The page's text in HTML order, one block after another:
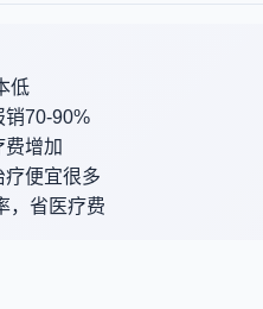
低
销70-90%
费增加
疗便宜很多
，省医疗费